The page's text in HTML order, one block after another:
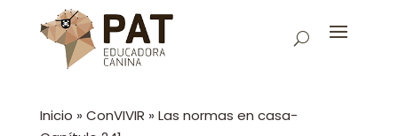
Inicio » ConVIVIR » Las normas en casa-